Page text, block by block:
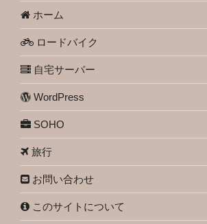
ホーム
ロードバイク
自宅サーバー
WordPress
SOHO
旅行
お問い合わせ
このサイトについて